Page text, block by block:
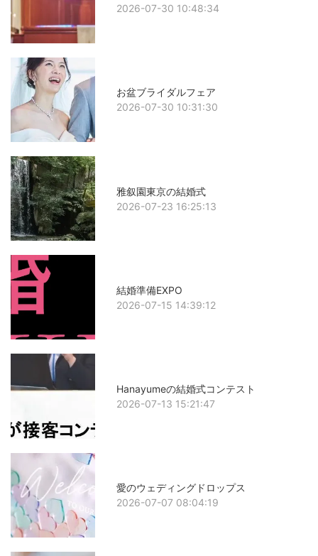
2026-07-30 10:48:34
お盆ブライダルフェア
2026-07-30 10:31:30
雅叙園東京の結婚式
2026-07-23 16:25:13
結婚準備EXPO
2026-07-15 14:39:12
Hanayumeの結婚式コンテスト
2026-07-13 15:21:47
愛のウェディングドロップス
2026-07-07 08:04:19